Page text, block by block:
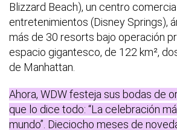
Blizzard Beach), un centro
entretenimientos (Disney Springs),
más de 30 resorts bajo operación
espacio gigantesco, de 122 km²,
de Manhattan.
Ahora, WDW festeja sus bodas de
que lo dice todo: “La celebración
mundo”. Dieciocho meses de